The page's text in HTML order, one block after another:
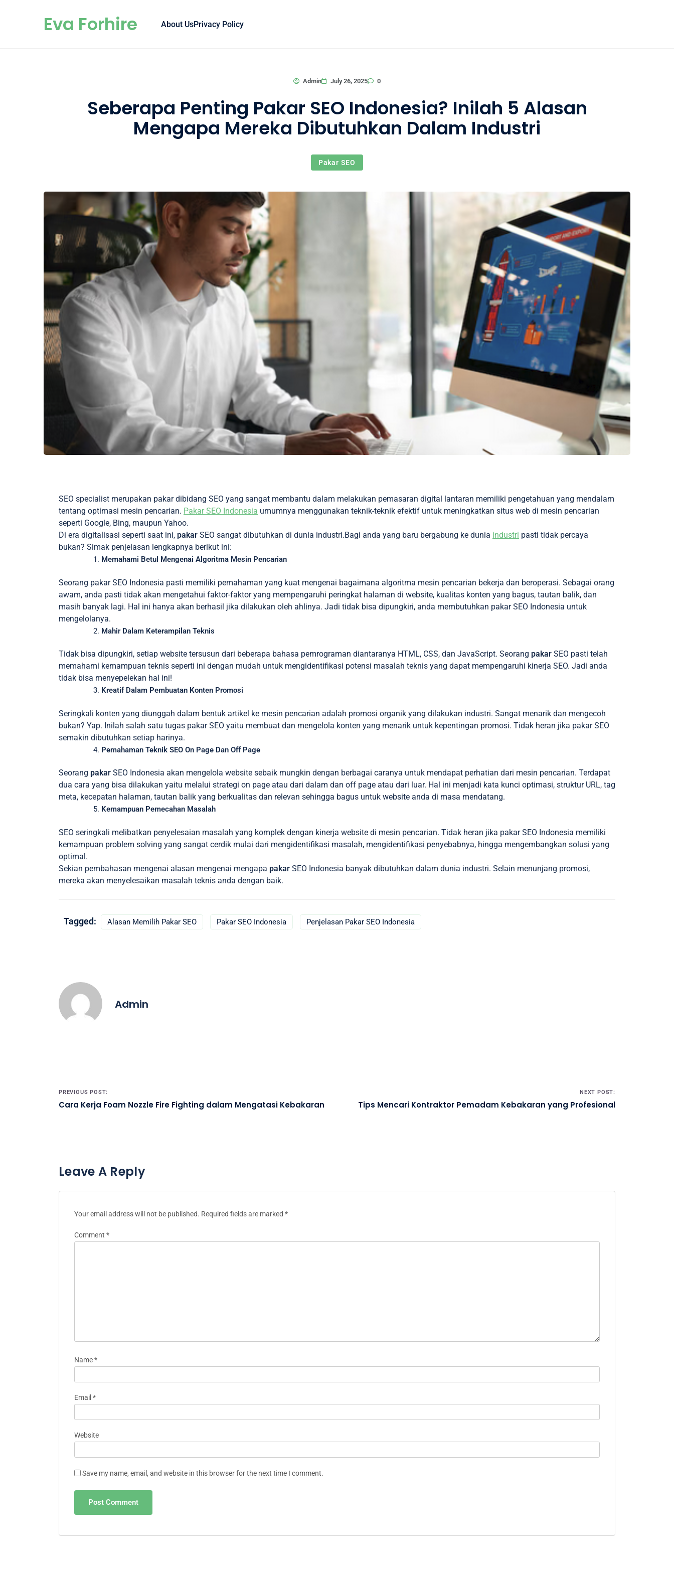
Eva Forhire About UsPrivacy Policy
Admin July 26, 2025 0
Seberapa Penting Pakar SEO Indonesia? Inilah 5 Alasan
Mengapa Mereka Dibutuhkan Dalam Industri
Pakar SEO
SEO specialist merupakan pakar dibidang SEO yang sangat membantu dalam melakukan pemasaran digital lantaran memiliki pengetahuan yang mendalam
tentang optimasi mesin pencarian. Pakar SEO Indonesia umumnya menggunakan teknik-teknik efektif untuk meningkatkan situs web di mesin pencarian
seperti Google, Bing, maupun Yahoo.
Di era digitalisasi seperti saat ini, pakar SEO sangat dibutuhkan di dunia industri.Bagi anda yang baru bergabung ke dunia industri pasti tidak percaya
bukan? Simak penjelasan lengkapnya berikut ini:
Memahami Betul Mengenai Algoritma Mesin Pencarian
Seorang pakar SEO Indonesia pasti memiliki pemahaman yang kuat mengenai bagaimana algoritma mesin pencarian bekerja dan beroperasi. Sebagai orang
awam, anda pasti tidak akan mengetahui faktor-faktor yang mempengaruhi peringkat halaman di website, kualitas konten yang bagus, tautan balik, dan
masih banyak lagi. Hal ini hanya akan berhasil jika dilakukan oleh ahlinya. Jadi tidak bisa dipungkiri, anda membutuhkan pakar SEO Indonesia untuk
mengelolanya.
Mahir Dalam Keterampilan Teknis
Tidak bisa dipungkiri, setiap website tersusun dari beberapa bahasa pemrograman diantaranya HTML, CSS, dan JavaScript. Seorang pakar SEO pasti telah
memahami kemampuan teknis seperti ini dengan mudah untuk mengidentifikasi potensi masalah teknis yang dapat mempengaruhi kinerja SEO. Jadi anda
tidak bisa menyepelekan hal ini!
Kreatif Dalam Pembuatan Konten Promosi
Seringkali konten yang diunggah dalam bentuk artikel ke mesin pencarian adalah promosi organik yang dilakukan industri. Sangat menarik dan mengecoh
bukan? Yap. Inilah salah satu tugas pakar SEO yaitu membuat dan mengelola konten yang menarik untuk kepentingan promosi. Tidak heran jika pakar SEO
semakin dibutuhkan setiap harinya.
Pemahaman Teknik SEO On Page Dan Off Page
Seorang pakar SEO Indonesia akan mengelola website sebaik mungkin dengan berbagai caranya untuk mendapat perhatian dari mesin pencarian. Terdapat
dua cara yang bisa dilakukan yaitu melalui strategi on page atau dari dalam dan off page atau dari luar. Hal ini menjadi kata kunci optimasi, struktur URL, tag
meta, kecepatan halaman, tautan balik yang berkualitas dan relevan sehingga bagus untuk website anda di masa mendatang.
Kemampuan Pemecahan Masalah
SEO seringkali melibatkan penyelesaian masalah yang komplek dengan kinerja website di mesin pencarian. Tidak heran jika pakar SEO Indonesia memiliki
kemampuan problem solving yang sangat cerdik mulai dari mengidentifikasi masalah, mengidentifikasi penyebabnya, hingga mengembangkan solusi yang
optimal.
Sekian pembahasan mengenai alasan mengenai mengapa pakar SEO Indonesia banyak dibutuhkan dalam dunia industri. Selain menunjang promosi,
mereka akan menyelesaikan masalah teknis anda dengan baik.
Tagged: Alasan Memilih Pakar SEO Pakar SEO Indonesia Penjelasan Pakar SEO Indonesia
Admin
Post navigation
PREVIOUS POST:
Cara Kerja Foam Nozzle Fire Fighting dalam Mengatasi Kebakaran
NEXT POST:
Tips Mencari Kontraktor Pemadam Kebakaran yang Profesional
Leave A Reply
Your email address will not be published. Required fields are marked *
Comment *
Name*
Email *
Website
Save my name, email, and website in this browser for the next time I comment.